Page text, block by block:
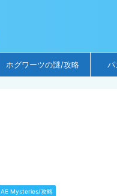
ホグワーツの謎/攻略 パ
AE Mysteries/攻略